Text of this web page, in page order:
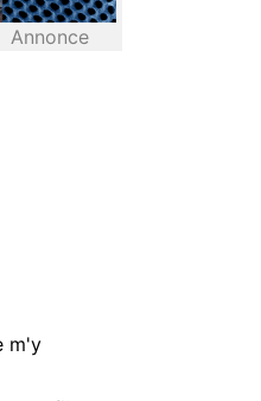
Annonce
m'y